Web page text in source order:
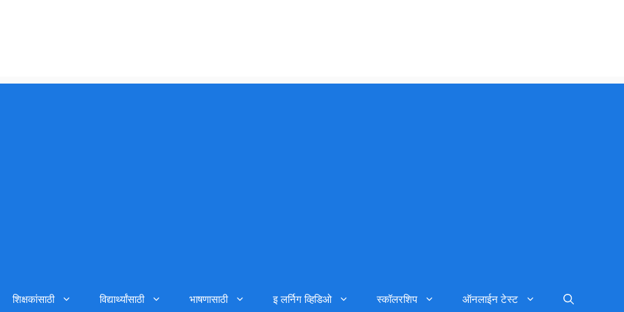
शिक्षकांसाठी विद्यार्थ्यांसाठी भाषणासाठी इ लर्निग व्हिडिओ स्कॉलरशिप ऑनलाईन टेस्ट